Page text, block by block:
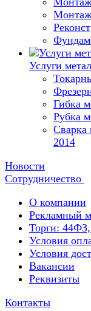
Монтаж
Услуги
Гибка
Рубка
2014
Новости
Сотрудничество
О компании
Рекламный
Торги:
Условия
Условия
Вакансии
Реквизиты
Контакты